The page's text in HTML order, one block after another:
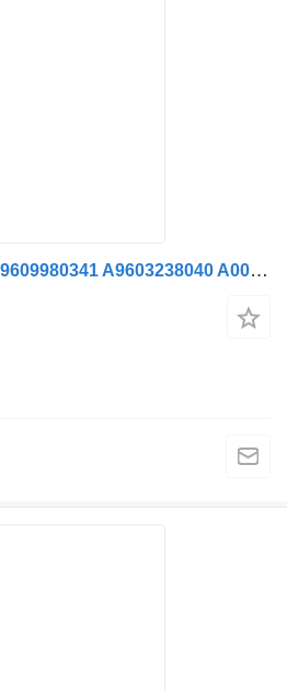
Bump Stop Axa Față A9609980341 A9603238040 A0009983041 960998034 atsperes paliktnis paredzēts Mercedes-Benz A9609980341 A9603238040 A0009983041 9609980341 9603238040 0009983041 kravas automašīnas